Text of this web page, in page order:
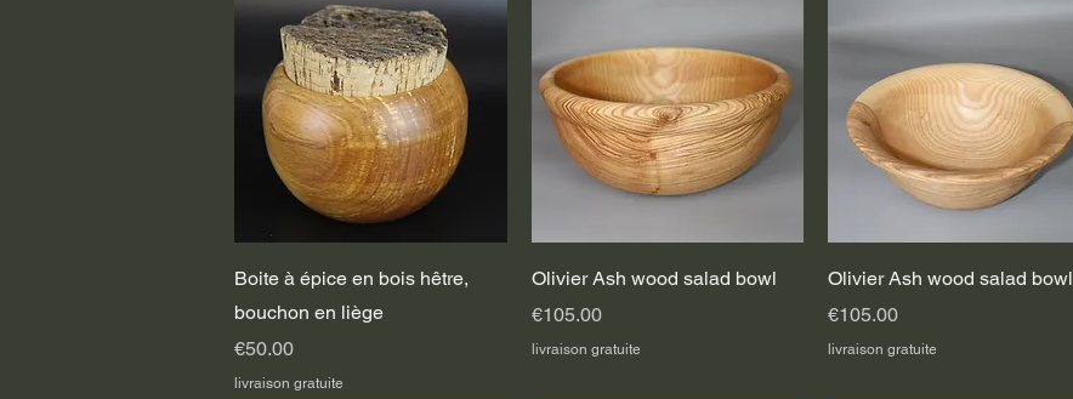
Quick View
Boite à épice en bois hêtre,
bouchon en liège
Price
€50.00
livraison gratuite
Quick View
Olivier Ash wood salad bowl
Price
€105.00
livraison gratuite
Quick View
Olivier Ash wood salad bowl
Price
€105.00
livraison gratuite